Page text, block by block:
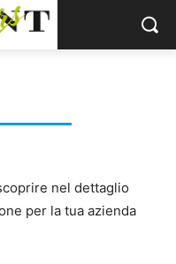
nel dettaglio
per la tua azienda